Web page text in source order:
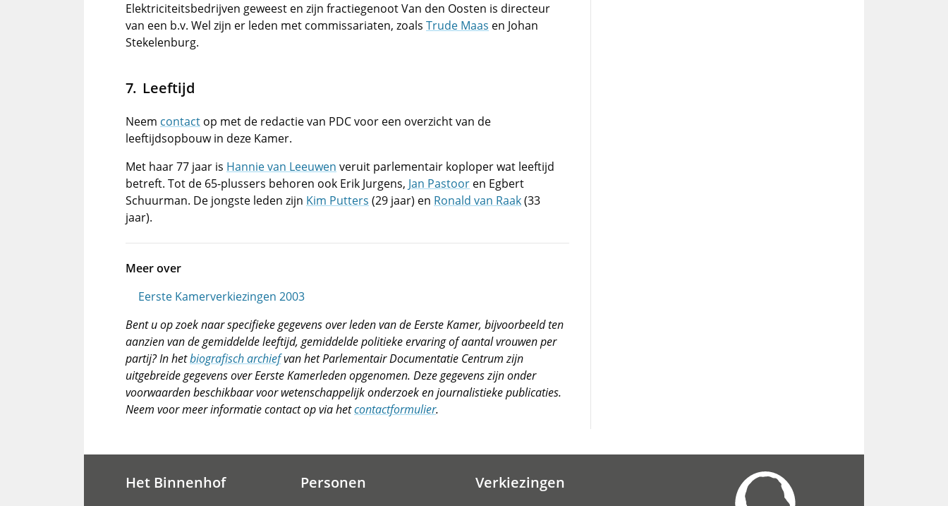
Elektriciteitsbedrijven geweest en zijn fractiegenoot Van den Oosten is directeur
van een b.v. Wel zijn er leden met commissariaten, zoals Trude Maas en Johan
Stekelenburg.
Leeftijd
Neem contact op met de redactie van PDC voor een overzicht van de
leeftijdsopbouw in deze Kamer.
Met haar 77 jaar is Hannie van Leeuwen veruit parlementair koploper wat leeftijd
betreft. Tot de 65-plussers behoren ook Erik Jurgens, Jan Pastoor en Egbert
Schuurman. De jongste leden zijn Kim Putters (29 jaar) en Ronald van Raak(33
jaar).
Meer over
Eerste Kamerverkiezingen 2003
Bent u op zoek naar specifieke gegevens over leden van de Eerste Kamer, bijvoorbeeld ten
aanzien van de gemiddelde leeftijd, gemiddelde politieke ervaring of aantal vrouwen per
partij? In hetbiografisch archiefvan het Parlementair Documentatie Centrum zijn
uitgebreide gegevens over Eerste Kamerleden opgenomen. Deze gegevens zijn onder
voorwaarden beschikbaar voor wetenschappelijk onderzoek en journalistieke publicaties.
Neem voor meer informatie contact op via hetcontactformulier.
Het Binnenhof Personen Verkiezingen